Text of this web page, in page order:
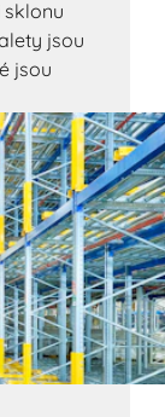
jsou
jsou